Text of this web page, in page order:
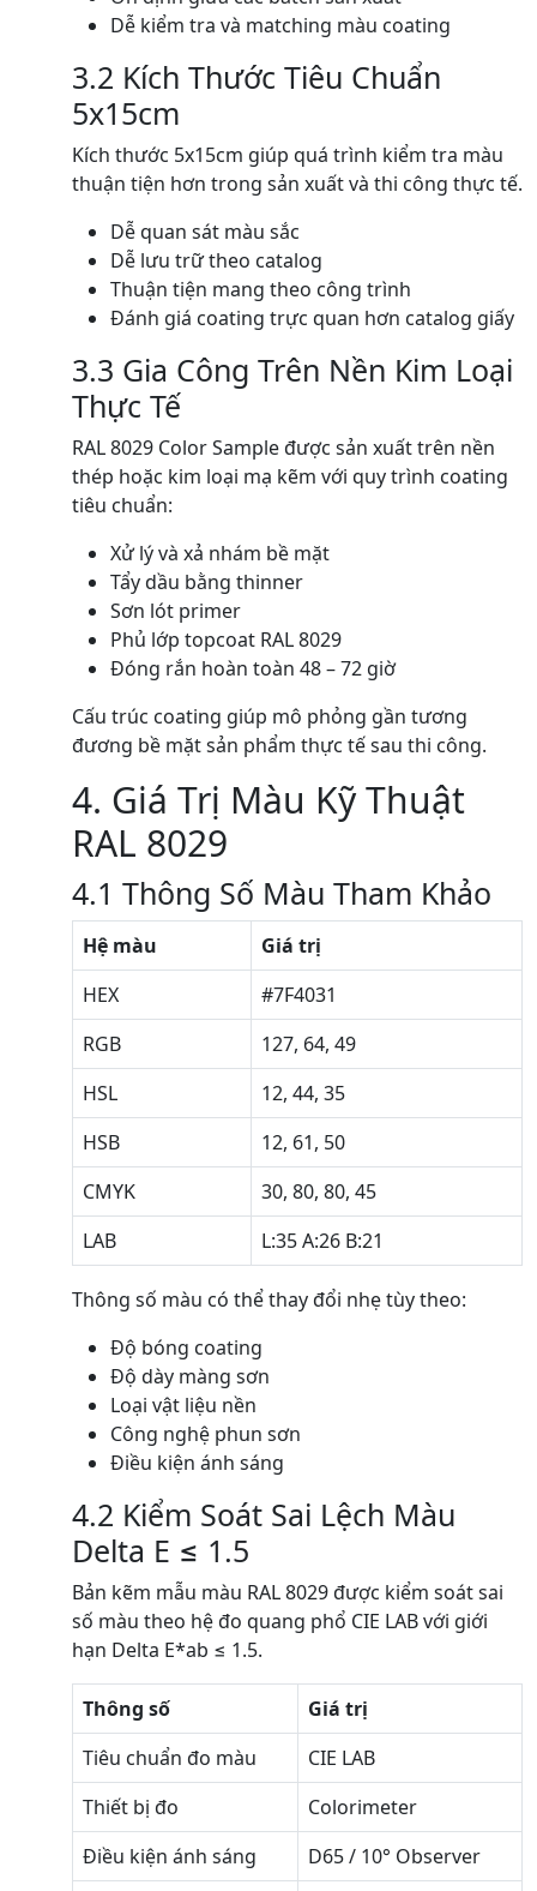
Dễ kiểm tra và matching màu coating
3.2 Kích Thước Tiêu Chuẩn
5x15cm
Kích thước 5x15cm giúp quá trình kiểm tra màu
thuận tiện hơn trong sản xuất và thi công thực tế.
Dễ quan sát màu sắc
Dễ lưu trữ theo catalog
Thuận tiện mang theo công trình
Đánh giá coating trực quan hơn catalog giấy
3.3 Gia Công Trên Nền Kim Loại
Thực Tế
RAL 8029 Color Sample được sản xuất trên nền
thép hoặc kim loại mạ kẽm với quy trình coating
tiêu chuẩn:
Xử lý và xả nhám bề mặt
Tẩy dầu bằng thinner
Sơn lót primer
Phủ lớp topcoat RAL 8029
Đóng rắn hoàn toàn 48 – 72 giờ
Cấu trúc coating giúp mô phỏng gần tương
đương bề mặt sản phẩm thực tế sau thi công.
4. Giá Trị Màu Kỹ Thuật
RAL 8029
4.1 Thông Số Màu Tham Khảo
Hệ màu
Giá trị
HEX
#7F4031
RGB
127, 64, 49
HSL
12, 44, 35
HSB
12, 61, 50
CMYK
30, 80, 80, 45
LAB
L:35 A:26 B:21
Thông số màu có thể thay đổi nhẹ tùy theo:
Độ bóng coating
Độ dày màng sơn
Loại vật liệu nền
Công nghệ phun sơn
Điều kiện ánh sáng
4.2 Kiểm Soát Sai Lệch Màu
Delta E ≤ 1.5
Bản kẽm mẫu màu RAL 8029 được kiểm soát sai
số màu theo hệ đo quang phổ CIE LAB với giới
hạn Delta E*ab ≤ 1.5.
Thông số
Giá trị
Tiêu chuẩn đo màu
CIE LAB
Thiết bị đo
Colorimeter
Điều kiện ánh sáng
D65 / 10° Observer